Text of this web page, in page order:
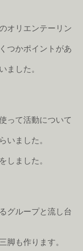
オリエンテーリン
つかポイントがあ
ました。
って活動について
いました。
しました。
グループと流し台
脚も作ります。